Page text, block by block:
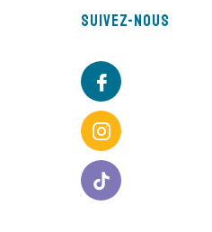
Suivez-nous